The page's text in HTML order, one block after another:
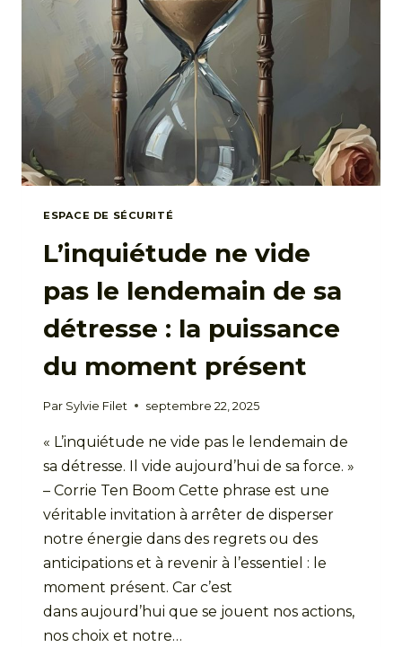
ESPACE DE SÉCURITÉ
L’inquiétude ne vide
pas le lendemain de sa
détresse : la puissance
du moment présent
Par Sylvie Filet septembre 22, 2025
« L’inquiétude ne vide pas le lendemain de
sa détresse. Il vide aujourd’hui de sa force. »
– Corrie Ten Boom Cette phrase est une
véritable invitation à arrêter de disperser
notre énergie dans des regrets ou des
anticipations et à revenir à l’essentiel : le
moment présent. Car c’est
dans aujourd’hui que se jouent nos actions,
nos choix et notre…